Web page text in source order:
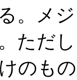
。メ
ただ
のも